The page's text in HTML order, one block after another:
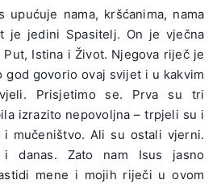
upućuje nama, kršćanima, nama
je jedini Spasitelj. On je vječna
Put, Istina i Život. Njegova riječ je
god govorio ovaj svijet i u kakvim
Prisjetimo se. Prva su tri
izrazito nepovoljna – trpjeli su i
mučeništvo. Ali su ostali vjerni.
danas. Zato nam Isus jasno
mene i mojih riječi u ovom